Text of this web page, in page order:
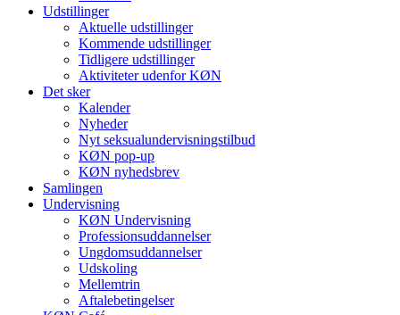
Udstillinger
Aktuelle udstillinger
Kommende udstillinger
Tidligere udstillinger
Aktiviteter udenfor KØN
Det sker
Kalender
Nyheder
Nyt seksualundervisningstilbud
KØN pop-up
KØN nyhedsbrev
Samlingen
Undervisning
KØN Undervisning
Professionsuddannelser
Ungdomsuddannelser
Udskoling
Mellemtrin
Aftalebetingelser